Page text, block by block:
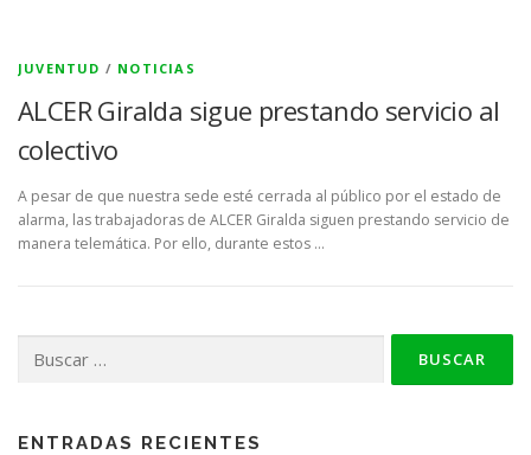
JUVENTUD / NOTICIAS
ALCER Giralda sigue prestando servicio al
colectivo
A pesar de que nuestra sede esté cerrada al público por el estado de
alarma, las trabajadoras de ALCER Giralda siguen prestando servicio de
manera telemática. Por ello, durante estos …
ENTRADAS RECIENTES